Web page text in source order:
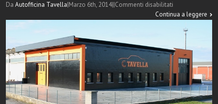
Da Autofficina Tavella|Marzo 6th, 2014||Commenti disabilitati
slide5
Continua a leggere